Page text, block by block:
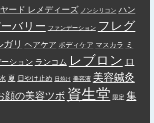
ード レメディーズ ノンシリコン ハン
バリー ファンデーション フレグ
リ ヘアケア ボディケア マスカラ ミ
ション ランコム レブロン ロ
夏 日やけ止め 日焼け 美容液 美容鍼灸
顔の美容ツボ 資生堂 限定 集